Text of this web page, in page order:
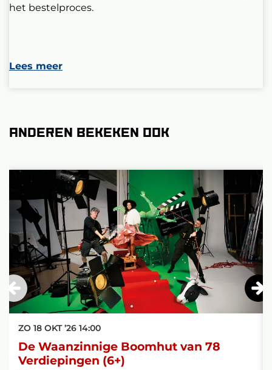
het bestelproces.
Lees meer
Anderen bekeken ook
De Waanzinnige Boomhut van 78
Verdiepingen (6+)
ZO 18 OKT ’26 14:00